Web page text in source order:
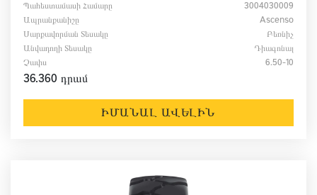
Պահեստամասի Համարը
3004030009
Ապրանքանիշը
Ascenso
Սարքավորման Տեսակը
Բեռնիչ
Անվադողի Տեսակը
Դիագոնալ
Չափս
6.50-10
36.360 դրամ
ԻՄԱՆԱԼ ԱՎԵԼԻՆ